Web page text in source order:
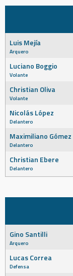
Luis Mejía
Arquero
Luciano Boggio
Volante
Christian Oliva
Volante
Nicolás López
Delantero
Maximiliano Gómez
Delantero
Christian Ebere
Delantero
Gino Santilli
Arquero
Lucas Correa
Defensa